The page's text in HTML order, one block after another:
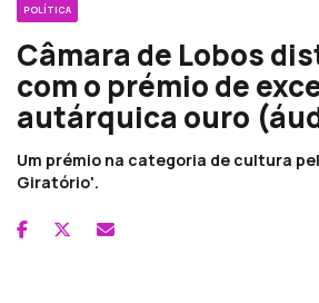
POLÍTICA
Câmara de Lobos
com o prémio de
autárquica ouro
Um prémio na categoria de cultura
Giratório'.